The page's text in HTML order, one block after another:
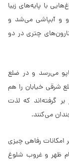
طرف خیابان چراغ‌هایی با پایه‌های زیبا
و آبپاشی می‌شد و
چتری در دو
می‌رسد و در ضلع
شرقی خیابان را هم
گرفته‌اند که لذت
می‌کنند.
امکانات رفاهی چیزی
ظهر و غروب شلوغ